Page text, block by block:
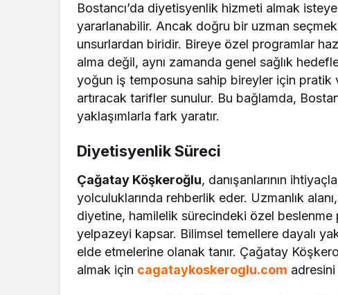
Bostancı’da diyetisyenlik hizmeti almak
yararlanabilir. Ancak doğru bir uzman
unsurlardan biridir. Bireye özel programlar
alma değil, aynı zamanda genel sağlık
yoğun iş temposuna sahip bireyler için pratik
artıracak tarifler sunulur. Bu bağlamda,
yaklaşımlarla fark yaratır.
Diyetisyenlik Süreci
Çağatay Köşkeroğlu, danışanlarının
yolculuklarında rehberlik eder. Uzmanlık
diyetine, hamilelik sürecindeki özel
yelpazeyi kapsar. Bilimsel temellere dayalı
elde etmelerine olanak tanır. Çağatay
almak için cagataykoskeroglu.com